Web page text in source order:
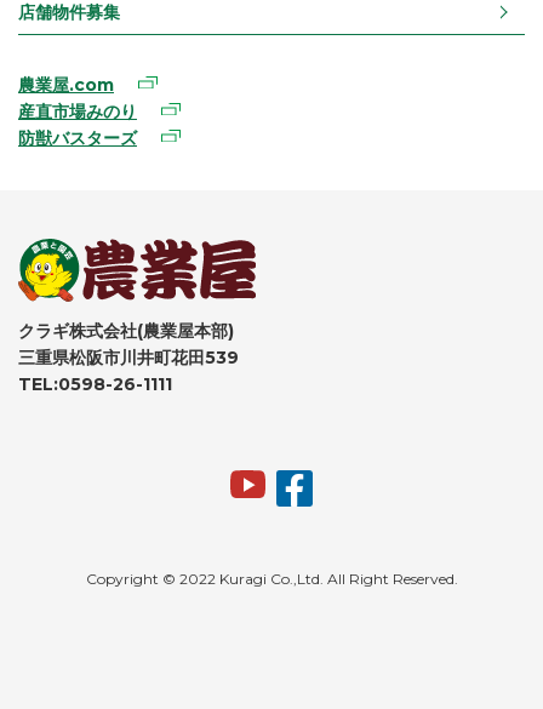
店舗物件募集
農業屋.com
産直市場みのり
防獣バスターズ
クラギ株式会社(農業屋本部)
三重県松阪市川井町花田539
TEL:0598-26-1111
Copyright © 2022 Kuragi Co.,Ltd. All Right Reserved.